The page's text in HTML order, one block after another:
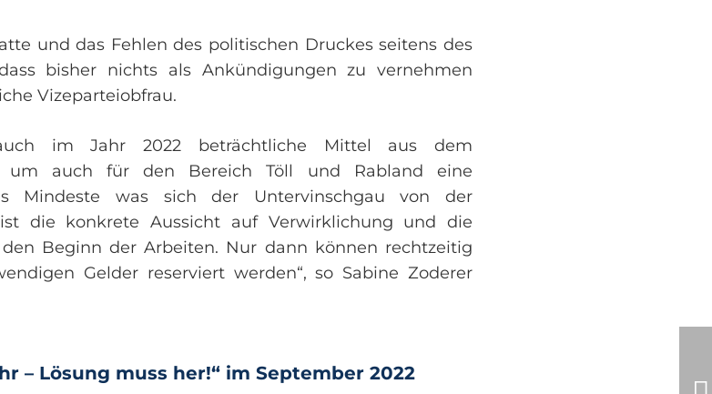
und das Fehlen des politischen Druckes seitens des
bisher nichts als Ankündigungen zu vernehmen
Vizeparteiobfrau.
im Jahr 2022 beträchtliche Mittel aus dem
um auch für den Bereich Töll und Rabland eine
Mindeste was sich der Untervinschgau von der
die konkrete Aussicht auf Verwirklichung und die
Beginn der Arbeiten. Nur dann können rechtzeitig
Gelder reserviert werden“, so Sabine Zoderer
– Lösung muss her!“ im September 2022